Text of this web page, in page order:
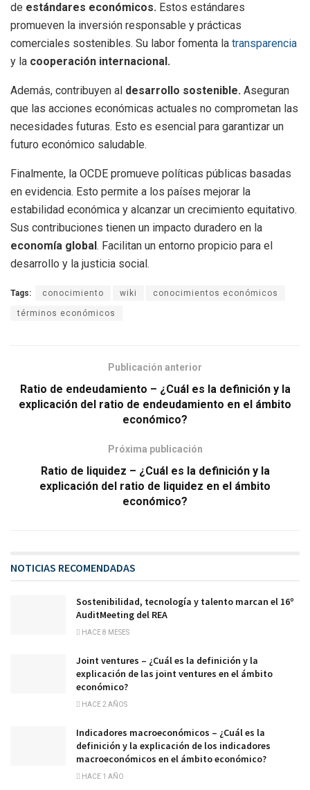
de estándares económicos. Estos estándares
promueven la inversión responsable y prácticas
comerciales sostenibles. Su labor fomenta la transparencia
y la cooperación internacional.
Además, contribuyen al desarrollo sostenible. Aseguran
que las acciones económicas actuales no comprometan las
necesidades futuras. Esto es esencial para garantizar un
futuro económico saludable.
Finalmente, la OCDE promueve políticas públicas basadas
en evidencia. Esto permite a los países mejorar la
estabilidad económica y alcanzar un crecimiento equitativo.
Sus contribuciones tienen un impacto duradero en la
economía global. Facilitan un entorno propicio para el
desarrollo y la justicia social.
Tags: conocimiento wiki conocimientos económicos
términos económicos
Publicación anterior
Ratio de endeudamiento – ¿Cuál es la definición y la
explicación del ratio de endeudamiento en el ámbito
económico?
Próxima publicación
Ratio de liquidez – ¿Cuál es la definición y la
explicación del ratio de liquidez en el ámbito
económico?
NOTICIAS RECOMENDADAS
Sostenibilidad, tecnología y talento marcan el 16º
AuditMeeting del REA
HACE 8 MESES
Joint ventures – ¿Cuál es la definición y la
explicación de las joint ventures en el ámbito
económico?
HACE 2 AÑOS
Indicadores macroeconómicos – ¿Cuál es la
definición y la explicación de los indicadores
macroeconómicos en el ámbito económico?
HACE 1 AÑO